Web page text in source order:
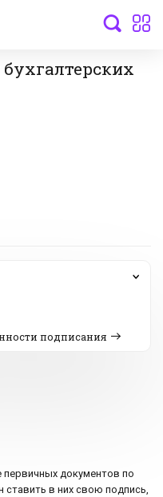
подписания
документов по
ставить в них свою подпись,